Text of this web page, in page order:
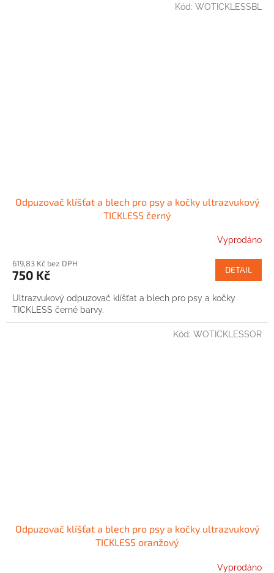
Odpuzovač klíšťat a blech pro psy a kočky ultrazvukový
TICKLESS černý
Vyprodáno
619,83 Kč bez DPH
750 Kč DETAIL
Ultrazvukový odpuzovač klíšťat a blech pro psy a kočky
TICKLESS černé barvy.
Kód: WOTICKLESSBL
Odpuzovač klíšťat a blech pro psy a kočky ultrazvukový
TICKLESS oranžový
Vyprodáno
Kód: WOTICKLESSOR